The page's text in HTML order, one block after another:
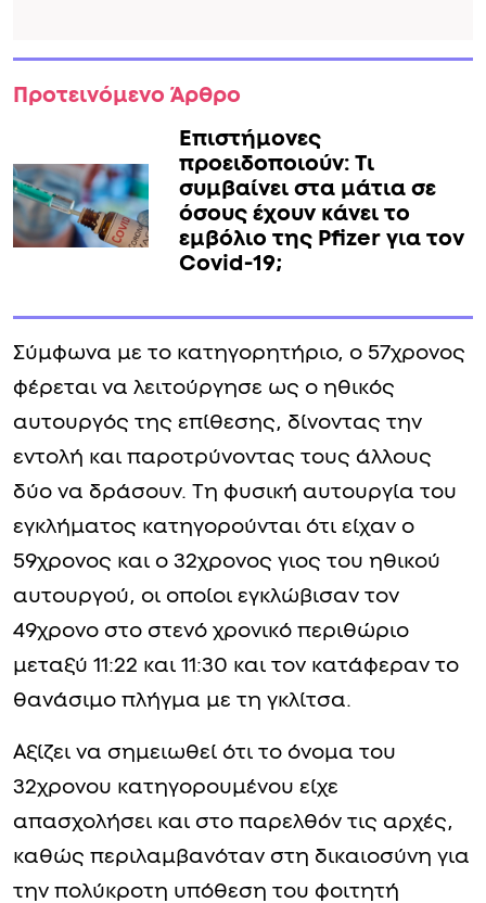
Προτεινόμενο Άρθρο
Επιστήμονες
προειδοποιούν: Τι
συμβαίνει στα μάτια σε
όσους έχουν κάνει το
εμβόλιο της Pfizer για τον
Covid-19;
Σύμφωνα με το κατηγορητήριο, ο 57χρονος
φέρεται να λειτούργησε ως ο ηθικός
αυτουργός της επίθεσης, δίνοντας την
εντολή και παροτρύνοντας τους άλλους
δύο να δράσουν. Τη φυσική αυτουργία του
εγκλήματος κατηγορούνται ότι είχαν ο
59χρονος και ο 32χρονος γιος του ηθικού
αυτουργού, οι οποίοι εγκλώβισαν τον
49χρονο στο στενό χρονικό περιθώριο
μεταξύ 11:22 και 11:30 και τον κατάφεραν το
θανάσιμο πλήγμα με τη γκλίτσα.
Αξίζει να σημειωθεί ότι το όνομα του
32χρονου κατηγορουμένου είχε
απασχολήσει και στο παρελθόν τις αρχές,
καθώς περιλαμβανόταν στη δικαιοσύνη για
την πολύκροτη υπόθεση του φοιτητή